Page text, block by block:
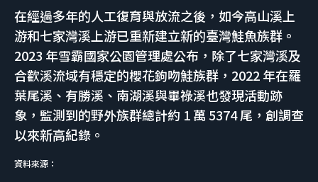
在經過多年的人工復育與放流之後，如今高山溪上
游和七家灣溪上游已重新建立新的臺灣鮭魚族群。
2023 年雪霸國家公園管理處公布，除了七家灣溪及
合歡溪流域有穩定的櫻花鉤吻鮭族群，2022 年在羅
葉尾溪、有勝溪、南湖溪與畢祿溪也發現活動跡
象，監測到的野外族群總計約 1 萬 5374 尾，創調查
以來新高紀錄。
資料來源：